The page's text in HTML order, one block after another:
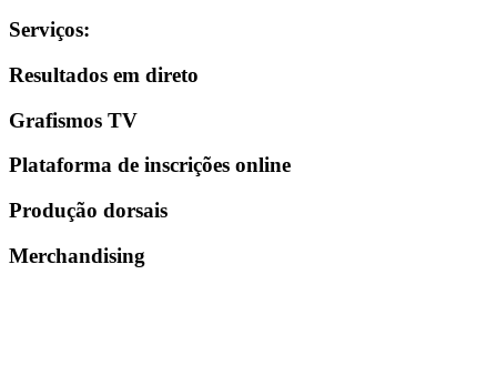
Serviços:
Resultados em direto
Grafismos TV
Plataforma de inscrições online
Produção dorsais
Merchandising